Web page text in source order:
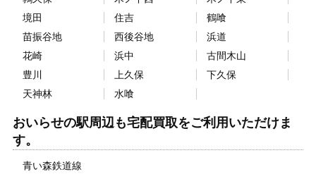
境田
住吉
鶴喰
苗振谷地
西後谷地
浜道
花崎
浜中
古間木山
豊川
上久保
下久保
天神林
水喰
おいらせの駅周辺も宅配買取をご利用いただけま
す。
青い森鉄道線